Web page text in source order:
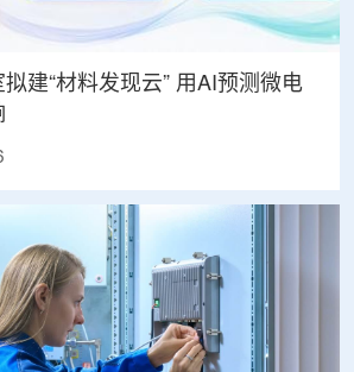
建“材料发现云” 用AI预测微电